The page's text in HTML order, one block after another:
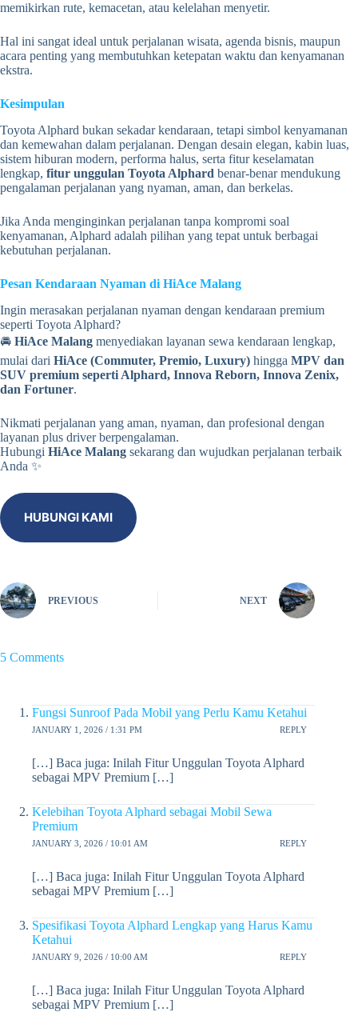
memikirkan rute, kemacetan, atau kelelahan menyetir.
Hal ini sangat ideal untuk perjalanan wisata, agenda bisnis, maupun
acara penting yang membutuhkan ketepatan waktu dan kenyamanan
ekstra.
Kesimpulan
Toyota Alphard bukan sekadar kendaraan, tetapi simbol kenyamanan
dan kemewahan dalam perjalanan. Dengan desain elegan, kabin luas,
sistem hiburan modern, performa halus, serta fitur keselamatan
lengkap, fitur unggulan Toyota Alphard benar-benar mendukung
pengalaman perjalanan yang nyaman, aman, dan berkelas.
Jika Anda menginginkan perjalanan tanpa kompromi soal
kenyamanan, Alphard adalah pilihan yang tepat untuk berbagai
kebutuhan perjalanan.
Pesan Kendaraan Nyaman di HiAce Malang
Ingin merasakan perjalanan nyaman dengan kendaraan premium
seperti Toyota Alphard?
🚘 HiAce Malang menyediakan layanan sewa kendaraan lengkap,
mulai dari HiAce (Commuter, Premio, Luxury) hingga MPV dan
SUV premium seperti Alphard, Innova Reborn, Innova Zenix,
dan Fortuner.
Nikmati perjalanan yang aman, nyaman, dan profesional dengan
layanan plus driver berpengalaman.
Hubungi HiAce Malang sekarang dan wujudkan perjalanan terbaik
Anda ✨
HUBUNGI KAMI
PREVIOUS NEXT
5 Comments
Fungsi Sunroof Pada Mobil yang Perlu Kamu Ketahui
JANUARY 1, 2026 / 1:31 PM REPLY
[…] Baca juga: Inilah Fitur Unggulan Toyota Alphard
sebagai MPV Premium […]
Kelebihan Toyota Alphard sebagai Mobil Sewa
Premium
JANUARY 3, 2026 / 10:01 AM REPLY
[…] Baca juga: Inilah Fitur Unggulan Toyota Alphard
sebagai MPV Premium […]
Spesifikasi Toyota Alphard Lengkap yang Harus Kamu
Ketahui
JANUARY 9, 2026 / 10:00 AM REPLY
[…] Baca juga: Inilah Fitur Unggulan Toyota Alphard
sebagai MPV Premium […]